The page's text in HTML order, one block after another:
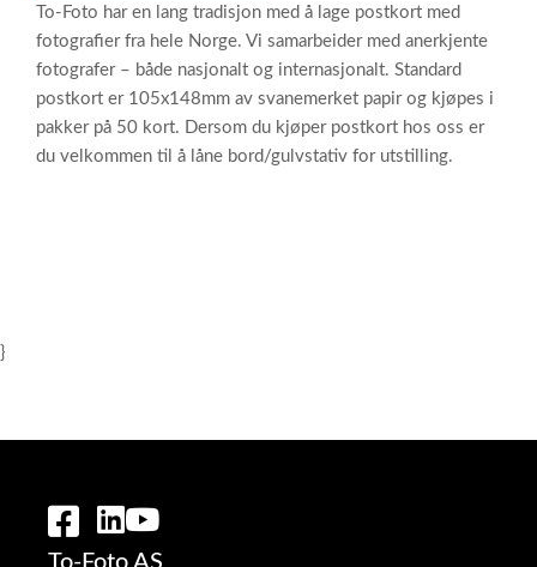
To-Foto har en lang tradisjon med å lage postkort med
fotografier fra hele Norge. Vi samarbeider med anerkjente
fotografer – både nasjonalt og internasjonalt. Standard
postkort er 105x148mm av svanemerket papir og kjøpes i
pakker på 50 kort. Dersom du kjøper postkort hos oss er
du velkommen til å låne bord/gulvstativ for utstilling.
}
To-Foto AS